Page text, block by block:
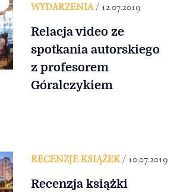
WYDARZENIA/ 12.07.2019
Relacja video ze
spotkania autorskiego
z profesorem
Góralczykiem
RECENZJE KSIĄŻEK/ 10.07.2019
Recenzja książki